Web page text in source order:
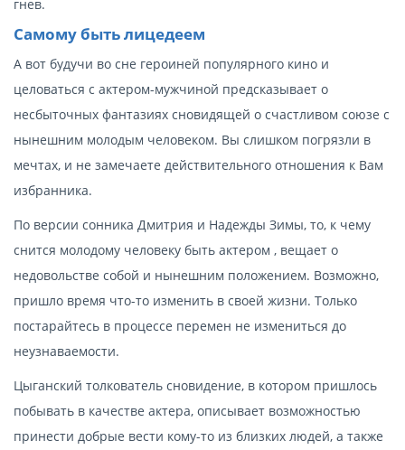
гнев.
Самому быть лицедеем
А вот будучи во сне героиней популярного кино и
целоваться с актером-мужчиной предсказывает о
несбыточных фантазиях сновидящей о счастливом союзе с
нынешним молодым человеком. Вы слишком погрязли в
мечтах, и не замечаете действительного отношения к Вам
избранника.
По версии сонника Дмитрия и Надежды Зимы, то, к чему
снится молодому человеку быть актером , вещает о
недовольстве собой и нынешним положением. Возможно,
пришло время что-то изменить в своей жизни. Только
постарайтесь в процессе перемен не измениться до
неузнаваемости.
Цыганский толкователь сновидение, в котором пришлось
побывать в качестве актера, описывает возможностью
принести добрые вести кому-то из близких людей, а также